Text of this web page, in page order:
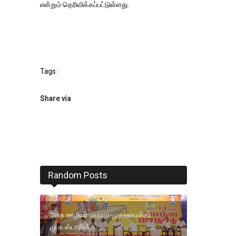
என்றும் தெரிவிக்கப்பட்டுள்ளது.
Tags :
Share via
Random Posts
அரசு ஊழியர் மாநாடு-முதலமைச்சர்
மு.க.ஸ்டாலின்